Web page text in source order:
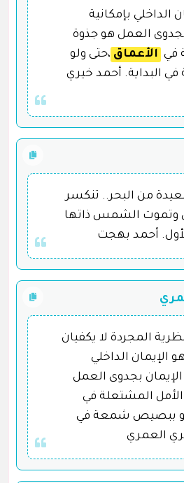
الداخلي بإمكانية
بجدوى العمل هو جذوة
في الأعماق ،حتى ولو
البداية. أحمد خيري
من البحر.. تنكسر
وتموت الشمس ذاتها
أحمد بهجت
المجردة لا يكفيان
الإيمان الداخلي
الإيمان بجدوى العمل
المشتعلة في
ببصيص شمعة في
العمري